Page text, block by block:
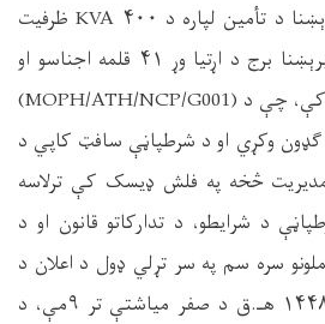
د تأمین لپاره د ۴۰۰ KVAظرفیت
برج د اړتیا وړ ۴۱ قلمه اجناسو او
کې، چې د (MOPH/ATH/NCP/G001
)
ګډون وکړي او د شرطپاڼې سافټ کاپي د
مدیریت څخه په فلش ډیسک کې ترلاسه
د شرایطو، د تدارکاتو قانون او د
سره سم په سر تړلي ډول د اعلان د
هـ.ق د صفر میاشتې تر ۹مې، د